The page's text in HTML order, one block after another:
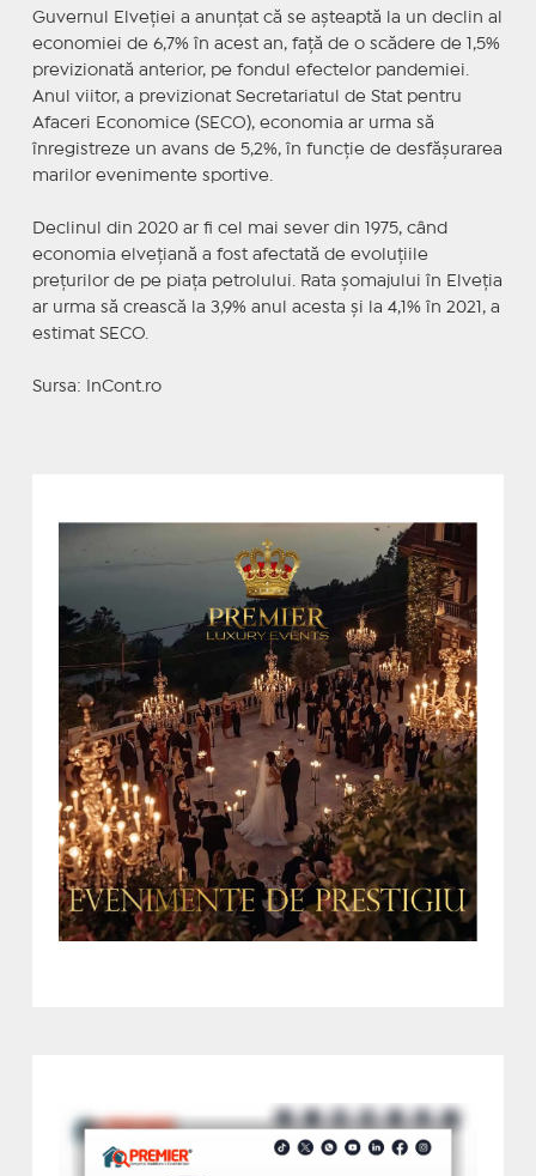
Guvernul Elveţiei a anunţat că se aşteaptă la un declin al
economiei de 6,7% în acest an, faţă de o scădere de 1,5%
previzionată anterior, pe fondul efectelor pandemiei.
Anul viitor, a previzionat Secretariatul de Stat pentru
Afaceri Economice (SECO), economia ar urma să
înregistreze un avans de 5,2%, în funcţie de desfăşurarea
marilor evenimente sportive.
Declinul din 2020 ar fi cel mai sever din 1975, când
economia elveţiană a fost afectată de evoluţiile
preţurilor de pe piaţa petrolului. Rata şomajului în Elveţia
ar urma să crească la 3,9% anul acesta şi la 4,1% în 2021, a
estimat SECO.
Sursa: InCont.ro